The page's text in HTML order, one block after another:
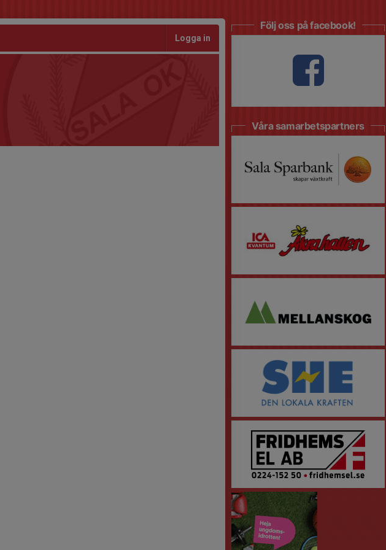
Logga in
Följ oss på facebook!
Våra samarbetspartners